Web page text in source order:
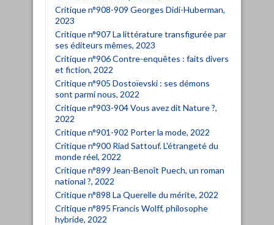
Critique n°908-909 Georges Didi-Huberman,
2023
Critique n°907 La littérature transfigurée par
ses éditeurs mêmes, 2023
Critique n°906 Contre-enquêtes : faits divers
et fiction, 2022
Critique n°905 Dostoïevski : ses démons
sont parmi nous, 2022
Critique n°903-904 Vous avez dit Nature ?,
2022
Critique n°901-902 Porter la mode, 2022
Critique n°900 Riad Sattouf. L'étrangeté du
monde réel, 2022
Critique n°899 Jean-Benoît Puech, un roman
national ?, 2022
Critique n°898 La Querelle du mérite, 2022
Critique n°895 Francis Wolff, philosophe
hybride, 2022